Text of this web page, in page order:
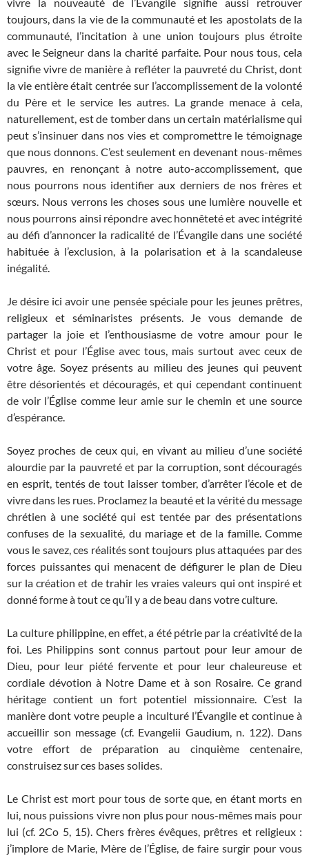
toujours, dans la vie de la communauté et les apostolats de la
communauté, l’incitation à une union toujours plus étroite
avec le Seigneur dans la charité parfaite. Pour nous tous, cela
signifie vivre de manière à refléter la pauvreté du Christ, dont
la vie entière était centrée sur l’accomplissement de la volonté
du Père et le service les autres. La grande menace à cela,
naturellement, est de tomber dans un certain matérialisme qui
peut s’insinuer dans nos vies et compromettre le témoignage
que nous donnons. C’est seulement en devenant nous-mêmes
pauvres, en renonçant à notre auto-accomplissement, que
nous pourrons nous identifier aux derniers de nos frères et
sœurs. Nous verrons les choses sous une lumière nouvelle et
nous pourrons ainsi répondre avec honnêteté et avec intégrité
au défi d’annoncer la radicalité de l’Évangile dans une société
habituée à l’exclusion, à la polarisation et à la scandaleuse
inégalité.
Je désire ici avoir une pensée spéciale pour les jeunes prêtres,
religieux et séminaristes présents. Je vous demande de
partager la joie et l’enthousiasme de votre amour pour le
Christ et pour l’Église avec tous, mais surtout avec ceux de
votre âge. Soyez présents au milieu des jeunes qui peuvent
être désorientés et découragés, et qui cependant continuent
de voir l’Église comme leur amie sur le chemin et une source
d’espérance.
Soyez proches de ceux qui, en vivant au milieu d’une société
alourdie par la pauvreté et par la corruption, sont découragés
en esprit, tentés de tout laisser tomber, d’arrêter l’école et de
vivre dans les rues. Proclamez la beauté et la vérité du message
chrétien à une société qui est tentée par des présentations
confuses de la sexualité, du mariage et de la famille. Comme
vous le savez, ces réalités sont toujours plus attaquées par des
forces puissantes qui menacent de défigurer le plan de Dieu
sur la création et de trahir les vraies valeurs qui ont inspiré et
donné forme à tout ce qu’il y a de beau dans votre culture.
La culture philippine, en effet, a été pétrie par la créativité de la
foi. Les Philippins sont connus partout pour leur amour de
Dieu, pour leur piété fervente et pour leur chaleureuse et
cordiale dévotion à Notre Dame et à son Rosaire. Ce grand
héritage contient un fort potentiel missionnaire. C’est la
manière dont votre peuple a inculturé l’Évangile et continue à
accueillir son message (cf. Evangelii Gaudium, n. 122). Dans
votre effort de préparation au cinquième centenaire,
construisez sur ces bases solides.
Le Christ est mort pour tous de sorte que, en étant morts en
lui, nous puissions vivre non plus pour nous-mêmes mais pour
lui (cf. 2Co 5, 15). Chers frères évêques, prêtres et religieux :
j’implore de Marie, Mère de l’Église, de faire surgir pour vous